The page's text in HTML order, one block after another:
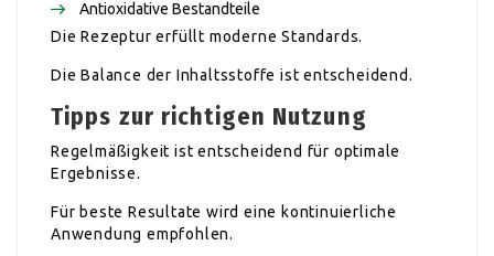
Antioxidative Bestandteile
Die Rezeptur erfüllt moderne Standards.
Die Balance der Inhaltsstoffe ist entscheidend.
Tipps zur richtigen Nutzung
Regelmäßigkeit ist entscheidend für optimale
Ergebnisse.
Für beste Resultate wird eine kontinuierliche
Anwendung empfohlen.